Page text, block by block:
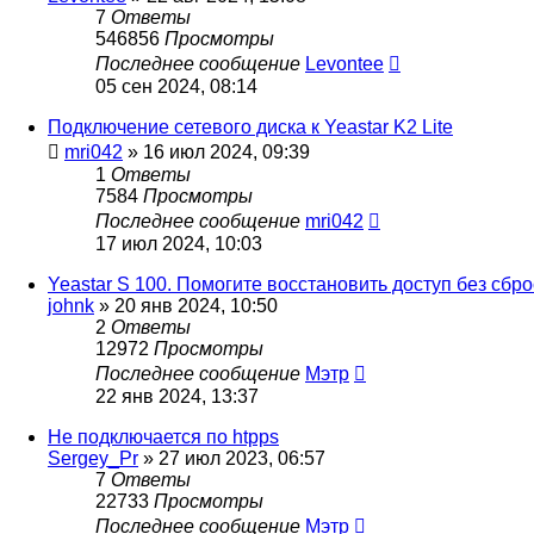
7 Ответы
546856 Просмотры
Последнее сообщение Levontee
05 сен 2024, 08:14
Подключение сетевого диска к Yeastar K2 Lite
mri042 » 16 июл 2024, 09:39
1 Ответы
7584 Просмотры
Последнее сообщение mri042
17 июл 2024, 10:03
Yeastar S 100. Помогите восстановить доступ без
johnk » 20 янв 2024, 10:50
2 Ответы
12972 Просмотры
Последнее сообщение Мэтр
22 янв 2024, 13:37
Не подключается по htpps
Sergey_Pr » 27 июл 2023, 06:57
7 Ответы
22733 Просмотры
Последнее сообщение Мэтр